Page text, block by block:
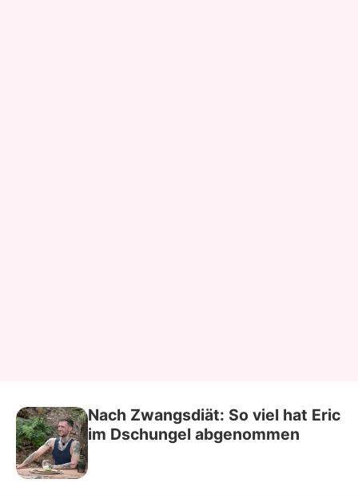
Nach Zwangsdiät: So viel hat Eric
im Dschungel abgenommen